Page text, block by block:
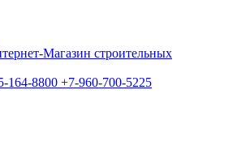
Магазин строительных
164-8800 +7-960-700-5225